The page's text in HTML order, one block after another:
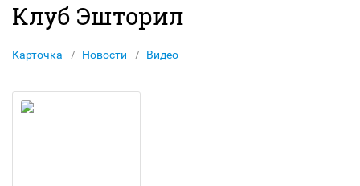
Клуб Эшторил
Карточка Новости Видео